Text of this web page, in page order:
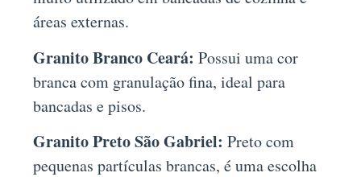
áreas externas.
Granito Branco Ceará: Possui uma cor
branca com granulação fina, ideal para
bancadas e pisos.
Granito Preto São Gabriel: Preto com
pequenas partículas brancas, é uma escolha